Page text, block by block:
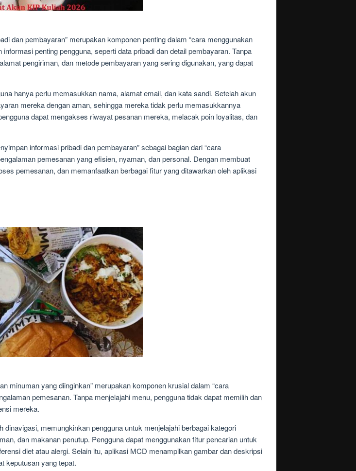
dan pembayaran” merupakan komponen penting dalam “cara menggunakan
penting pengguna, seperti data pribadi dan detail pembayaran. Tanpa
pengiriman, dan metode pembayaran yang sering digunakan, yang dapat
hanya perlu memasukkan nama, alamat email, dan kata sandi. Setelah akun
mereka dengan aman, sehingga mereka tidak perlu memasukkannya
dapat mengakses riwayat pesanan mereka, melacak poin loyalitas, dan
informasi pribadi dan pembayaran” sebagai bagian dari “cara
pemesanan yang efisien, nyaman, dan personal. Dengan membuat
pemesanan, dan memanfaatkan berbagai fitur yang ditawarkan oleh aplikasi
minuman yang diinginkan” merupakan komponen krusial dalam “cara
pemesanan. Tanpa menjelajahi menu, pengguna tidak dapat memilih dan
mereka.
memungkinkan pengguna untuk menjelajahi berbagai kategori
dan makanan penutup. Pengguna dapat menggunakan fitur pencarian untuk
diet atau alergi. Selain itu, aplikasi MCD menampilkan gambar dan deskripsi
keputusan yang tepat.